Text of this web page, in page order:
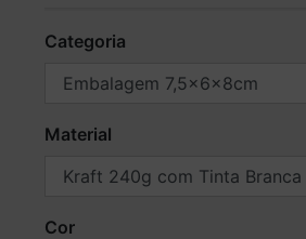
Categoria
Material
Cor